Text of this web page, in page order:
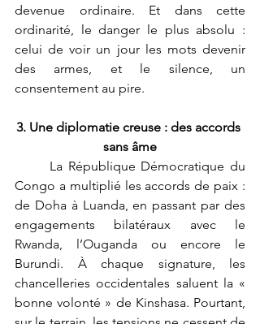
devenue ordinaire. Et dans cette
ordinarité, le danger le plus absolu :
celui de voir un jour les mots devenir
des armes, et le silence, un
consentement au pire.
3. Une diplomatie creuse : des accords
sans âme
Congo a multiplié les accords de paix :
de Doha à Luanda, en passant par des
engagements bilatéraux avec le
Rwanda, l’Ouganda ou encore le
Burundi. À chaque signature, les
chancelleries occidentales saluent la «
bonne volonté » de Kinshasa. Pourtant,